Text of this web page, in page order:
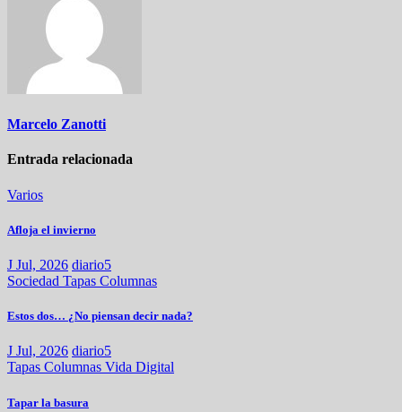
Marcelo Zanotti
Entrada relacionada
Varios
Afloja el invierno
J Jul, 2026 diario5
Sociedad Tapas Columnas
Estos dos… ¿No piensan decir nada?
J Jul, 2026 diario5
Tapas Columnas Vida Digital
Tapar la basura